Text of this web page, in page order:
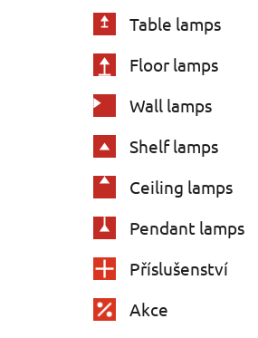
Table lamps
Floor lamps
Wall lamps
Shelf lamps
Ceiling lamps
Pendant lamps
Příslušenství
Akce